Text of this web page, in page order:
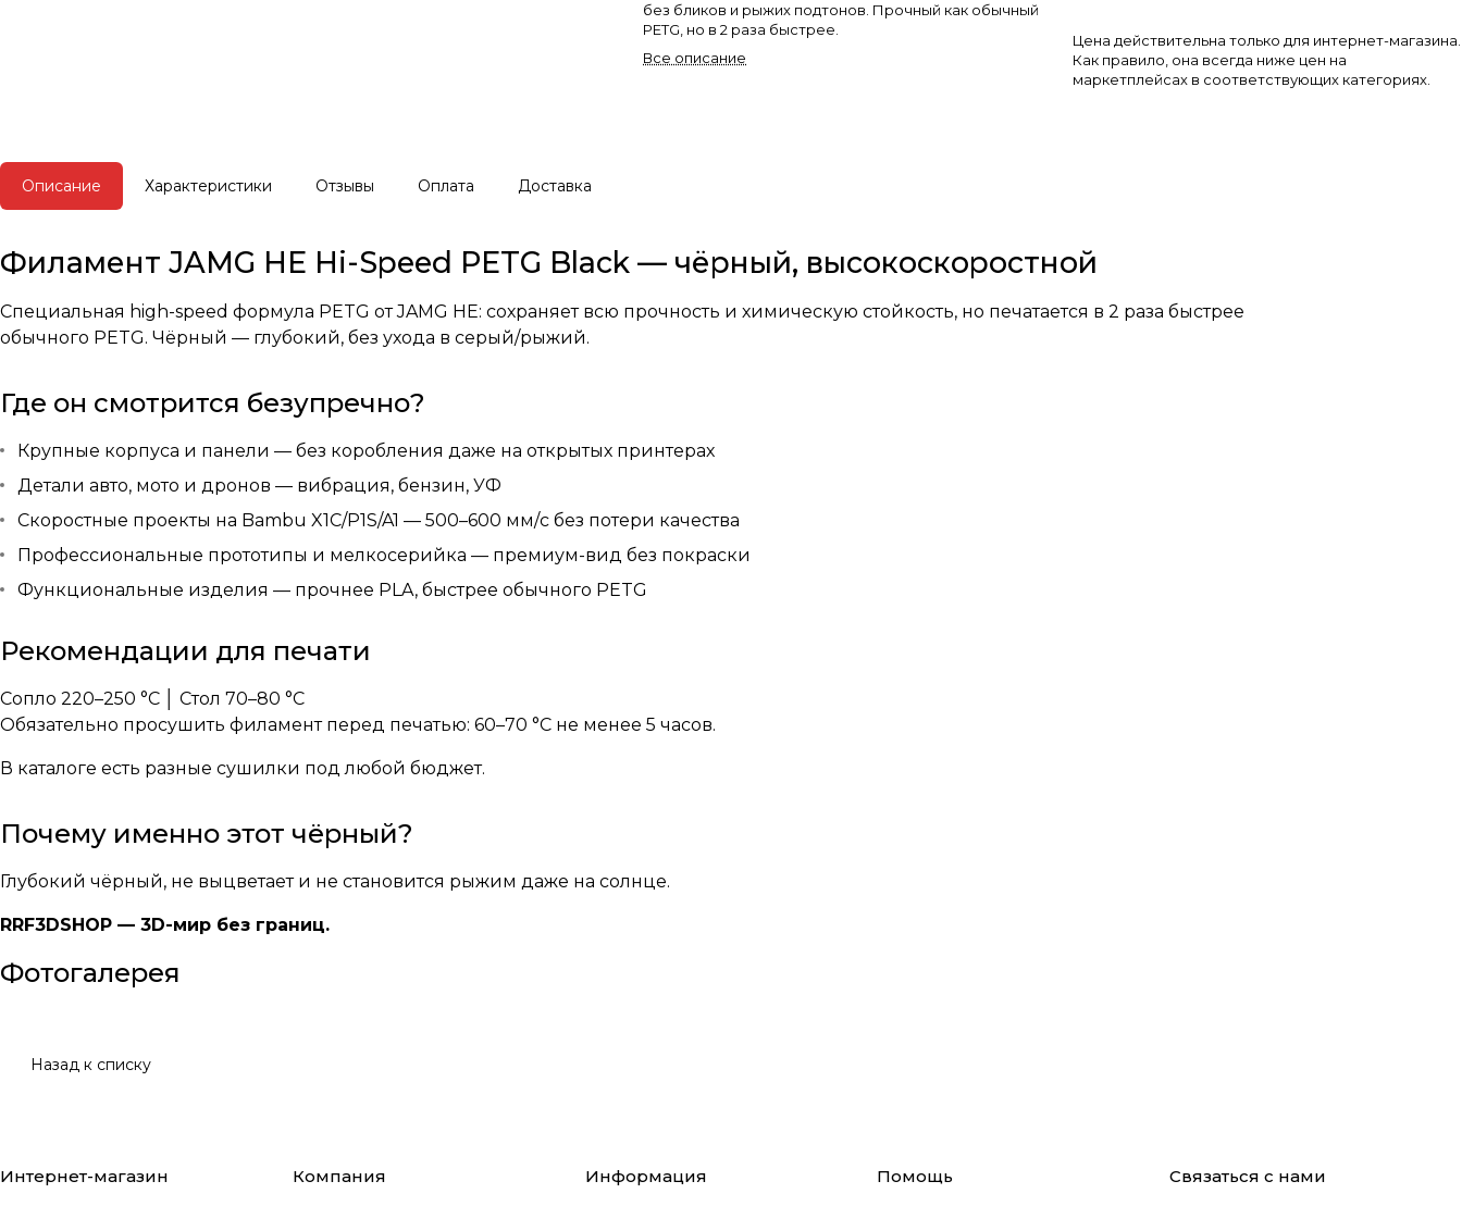
без бликов и рыжих подтонов. Прочный как обычный
PETG, но в 2 раза быстрее.
Заглянитев наш магазинчик
Все описание
Цена действительна только для интернет-магазина.
Как правило, она всегда ниже цен на
маркетплейсах в соответствующих категориях.
Описание Характеристики Отзывы Оплата Доставка
Филамент JAMG HE Hi-Speed PETG Black — чёрный, высокоскоростной
Специальная high-speed формула PETG от JAMG HE: сохраняет всю прочность и химическую стойкость, но печатается в 2 раза быстрее
обычного PETG. Чёрный — глубокий, без ухода в серый/рыжий.
Где он смотрится безупречно?
Крупные корпуса и панели — без коробления даже на открытых принтерах
Детали авто, мото и дронов — вибрация, бензин, УФ
Скоростные проекты на Bambu X1C/P1S/A1 — 500–600 мм/с без потери качества
Профессиональные прототипы и мелкосерийка — премиум-вид без покраски
Функциональные изделия — прочнее PLA, быстрее обычного PETG
Рекомендации для печати
Сопло 220–250 °C │ Стол 70–80 °C
Обязательно просушить филамент перед печатью: 60–70 °C не менее 5 часов.
В каталоге есть разные сушилки под любой бюджет.
Почему именно этот чёрный?
Глубокий чёрный, не выцветает и не становится рыжим даже на солнце.
RRF3DSHOP — 3D-мир без границ.
Фотогалерея
Назад к списку
Интернет-магазин Компания Информация Помощь Связаться с нами